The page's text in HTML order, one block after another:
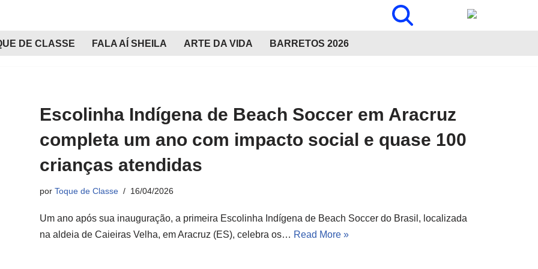
DE CLASSE FALA AÍ SHEILA ARTE DA VIDA BARRETOS 2026
Escolinha Indígena de Beach Soccer em Aracruz
completa um ano com impacto social e quase 100
crianças atendidas
por Toque de Classe 16/04/2026
Um ano após sua inauguração, a primeira Escolinha Indígena de Beach Soccer do Brasil, localizada
na aldeia de Caieiras Velha, em Aracruz (ES), celebra os… Read More »